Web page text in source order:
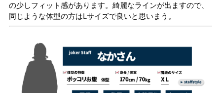
の少しフィット感があります。綺麗なラインが出ますので、
同じような体型の方はLサイズで良いと思いまう。